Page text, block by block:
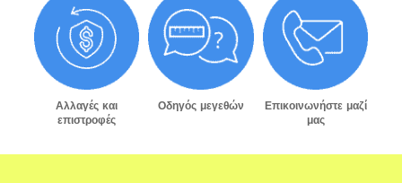
Αλλαγές και
επιστροφές
Οδηγός μεγεθών
Επικοινωνήστε μαζί
μας